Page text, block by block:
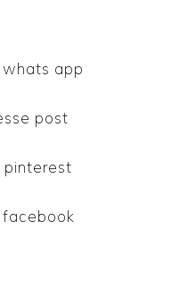
app
post
pinterest